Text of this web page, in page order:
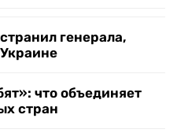
генерала,
что объединяет
стран